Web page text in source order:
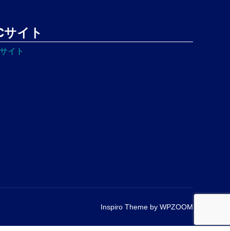
サイト
イト
Inspiro Theme by WPZOOM